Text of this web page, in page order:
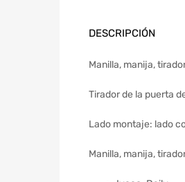
DESCRIPCIÓN
Manilla, manija,
Tirador de la puerta
Lado montaje: lado
Manilla, manija,